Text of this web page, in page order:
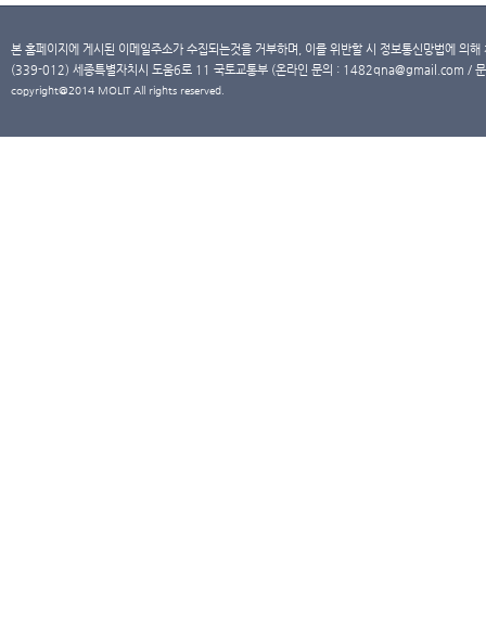
본 홈페이지에 게시된 이메일주소가 수집되는것을 거부하며, 이를 위반할 시 정보통신망법에 의
(339-012) 세종특별자치시 도움6로 11 국토교통부 (온라인 문의 : 1482qna@gmail.com /
copyright@2014 MOLIT All rights reserved.